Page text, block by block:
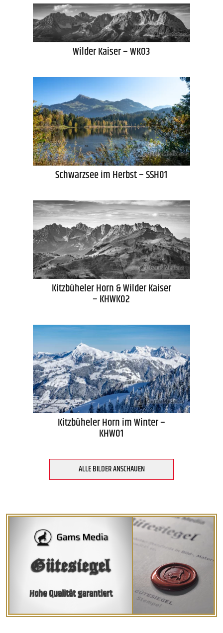
Wilder Kaiser – WK03
Schwarzsee im Herbst – SSH01
Kitzbüheler Horn & Wilder Kaiser
– KHWK02
Kitzbüheler Horn im Winter –
KHW01
ALLE BILDER ANSCHAUEN
Gütesiegel
Hohe Qualität garantiert